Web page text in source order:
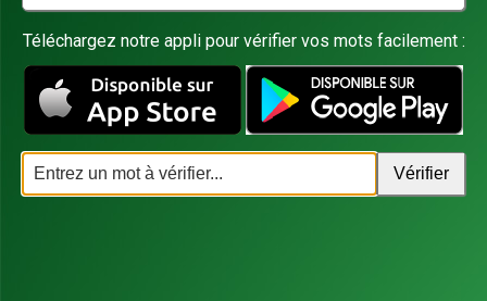
Téléchargez notre appli pour vérifier vos mots facilement :